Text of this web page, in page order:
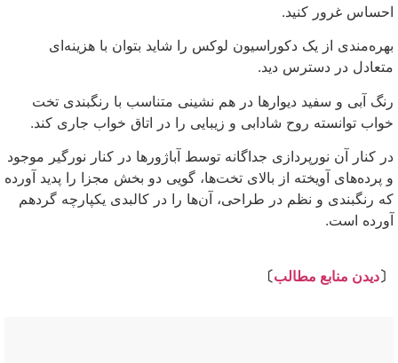
احساس غرور کنید.
بهره‌مندی از یک دکوراسیون لوکس را شاید بتوان با هزینه‌ای
متعادل در دسترس دید.
رنگ آبی و سفید دیوارها در هم نشینی متناسب با رنگبندی تخت
خواب توانسته روح شادابی و زیبایی را در اتاق خواب جاری کند.
در کنار آن نورپردازی جداگانه توسط آباژورها در کنار نورگیر موجود
و پرده‌های آویخته از بالای تخت‌ها، گویی دو بخش مجزا را پدید آورده
که رنگبندی و نظم در طراحی، آن‌ها را در کالبدی یکپارچه گردهم
آورده است.
〔دیدن منابع مطالب〕